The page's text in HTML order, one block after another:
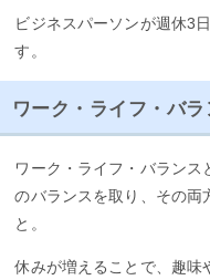
ビジネスパーソンが週休3
す。
ワーク・ライフ・バ
ワーク・ライフ・バランス
のバランスを取り、その両
と。
休みが増えることで、趣味